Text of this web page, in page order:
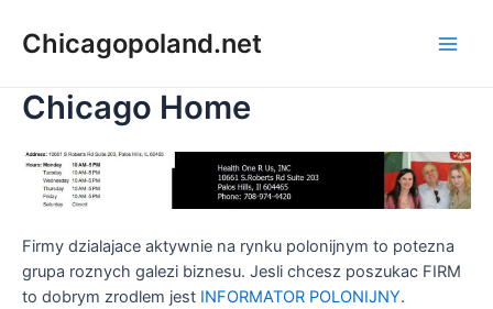
Chicagopoland.net
Chicago Home
Firmy dzialajace aktywnie na rynku polonijnym to potezna
grupa roznych galezi biznesu. Jesli chcesz poszukac FIRM
to dobrym zrodlem jest INFORMATOR POLONIJNY.